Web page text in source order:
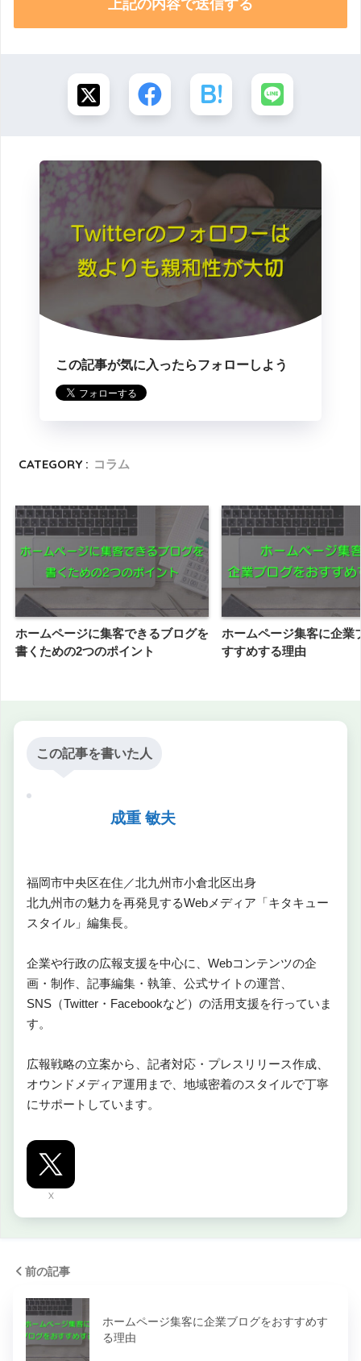
この記事が気に入ったらフォローしよう
CATEGORY : コラム
ホームページに集客できるブログを
書くための2つのポイント
ホームページ集客に企業
すすめする理由
この記事を書いた人
成重 敏夫
福岡市中央区在住／北九州市小倉北区出身
北九州市の魅力を再発見するWebメディア「キタキュー
スタイル」編集長。
企業や行政の広報支援を中心に、Webコンテンツの企
画・制作、記事編集・執筆、公式サイトの運営、
SNS（Twitter・Facebookなど）の活用支援を行っていま
す。
広報戦略の立案から、記者対応・プレスリリース作成、
オウンドメディア運用まで、地域密着のスタイルで丁寧
にサポートしています。
X
前の記事
ホームページ集客に企業ブログをおすすめす
る理由